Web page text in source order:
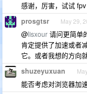
感谢，厉害，试试
prosgtsr May 29,
@lisxour 请问更简单
肯定提供了加速或者
它。或者我想的方向
shuzeyuxuan
能否考虑对浏览器加